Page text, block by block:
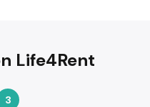
Life4Rent
3